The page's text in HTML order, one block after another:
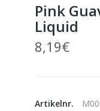
Pink
Liquid
8,19€
Artikelnr.